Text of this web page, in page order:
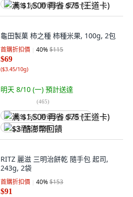
满 $1,500 再省 $75 (王道卡)
龜田製菓 柿之種 柿種米果, 100g, 2包
首購折扣價 40%$115
$69
($3.45/10g)
明天 8/10 (一) 預計送達
(465)
满 $1,500 再省 $75 (王道卡)
$3 酷澎幣回饋
RITZ 麗滋 三明治餅乾 隨手包 起司,
243g, 2袋
首購折扣價 40%$153
$91